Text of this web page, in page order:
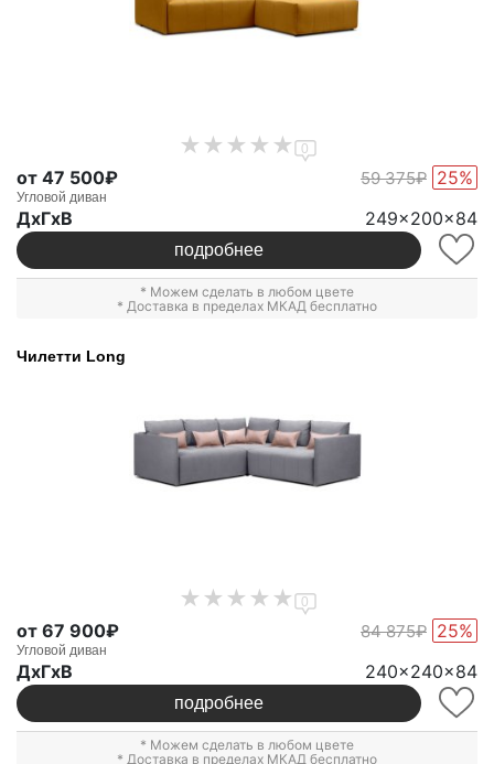
0
от 47 500₽ 59 375₽ 25%
Угловой диван
ДxГxВ 249x200x84
подробнее
* Можем сделать в любом цвете
* Доставка в пределах МКАД бесплатно
Чилетти Long
0
от 67 900₽ 84 875₽ 25%
Угловой диван
ДxГxВ 240x240x84
подробнее
* Можем сделать в любом цвете
* Доставка в пределах МКАД бесплатно